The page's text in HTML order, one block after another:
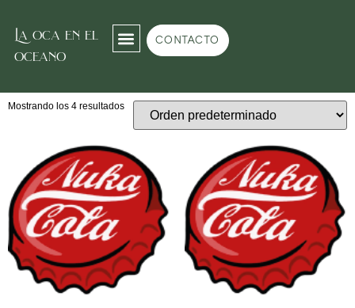
La oca en el
oceano
CONTACTO
Inicio /Refrescos / Refrescos especiales
Refrescos especiales
Mostrando los 4 resultados